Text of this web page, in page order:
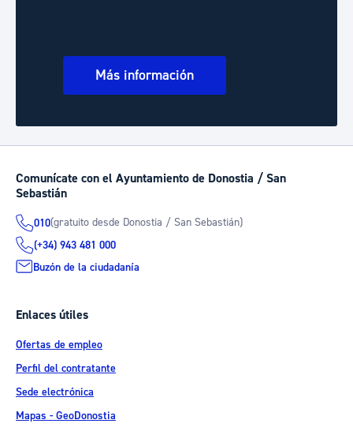
Más información
Comunícate con el Ayuntamiento de Donostia / San
Sebastián
010(gratuito desde Donostia / San Sebastián)
(+34) 943 481 000
Buzón de la ciudadanía
Enlaces útiles
Ofertas de empleo
Perfil del contratante
Sede electrónica
Mapas - GeoDonostia